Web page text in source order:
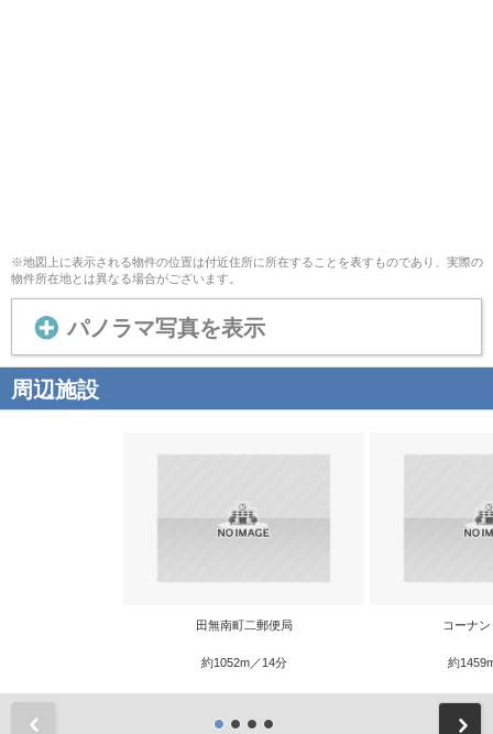
※地図上に表示される物件の位置は付近住所に所在することを表すものであり、実際の
物件所在地とは異なる場合がございます。
パノラマ写真を表示
周辺施設
田無南町二郵便局
約1052m／14分
コーナ
約